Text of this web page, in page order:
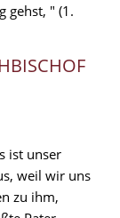
gehst, " (1.
ist unser
weil wir uns
zu ihm,